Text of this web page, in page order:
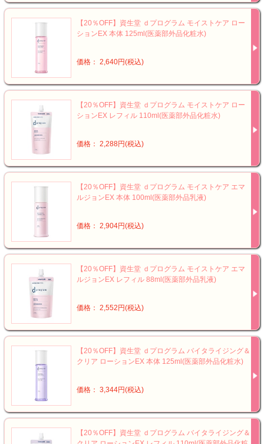
【20％OFF】資生堂 ｄプログラム モイストケア ロー
ションEX 本体 125ml(医薬部外品化粧水)
価格： 2,640円(税込)
【20％OFF】資生堂 ｄプログラム モイストケア ロー
ションEX レフィル 110ml(医薬部外品化粧水)
価格： 2,288円(税込)
【20％OFF】資生堂 ｄプログラム モイストケア エマ
ルジョンEX 本体 100ml(医薬部外品乳液)
価格： 2,904円(税込)
【20％OFF】資生堂 ｄプログラム モイストケア エマ
ルジョンEX レフィル 88ml(医薬部外品乳液)
価格： 2,552円(税込)
【20％OFF】資生堂 ｄプログラム バイタライジング＆
クリア ローションEX 本体 125ml(医薬部外品化粧水)
価格： 3,344円(税込)
【20％OFF】資生堂 ｄプログラム バイタライジング＆